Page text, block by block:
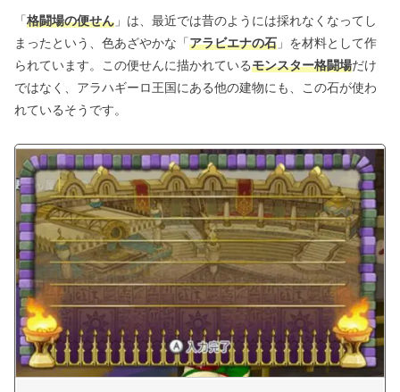
「格闘場の便せん 」は、最近では昔のようには採れなくなってし
まったという、色あざやかな「アラビエナの石 」を材料として作
られています。この便せんに描かれているモンスター格闘場だけ
ではなく、アラハギーロ王国にある他の建物にも、この石が使わ
れているそうです。